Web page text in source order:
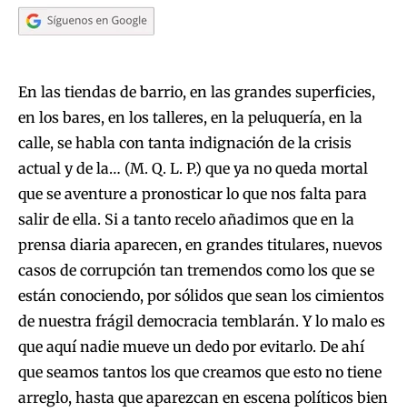
En las tiendas de barrio, en las grandes superficies,
en los bares, en los talleres, en la peluquería, en la
calle, se habla con tanta indignación de la crisis
actual y de la… (M. Q. L. P.) que ya no queda mortal
que se aventure a pronosticar lo que nos falta para
salir de ella. Si a tanto recelo añadimos que en la
prensa diaria aparecen, en grandes titulares, nuevos
casos de corrupción tan tremendos como los que se
están conociendo, por sólidos que sean los cimientos
de nuestra frágil democracia temblarán. Y lo malo es
que aquí nadie mueve un dedo por evitarlo. De ahí
que seamos tantos los que creamos que esto no tiene
arreglo, hasta que aparezcan en escena políticos bien